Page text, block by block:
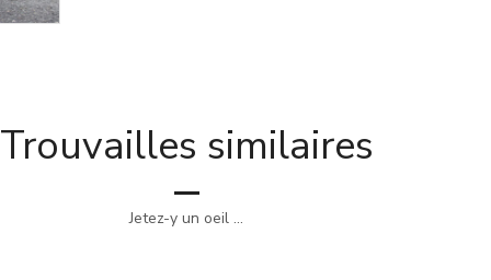
Trouvailles similaires
Jetez-y un oeil ...